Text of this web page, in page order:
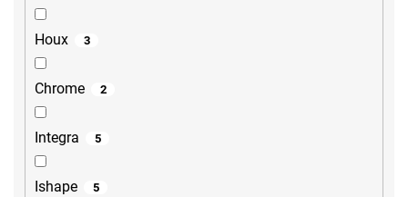
Houx 3
Chrome 2
Integra 5
Ishape 5